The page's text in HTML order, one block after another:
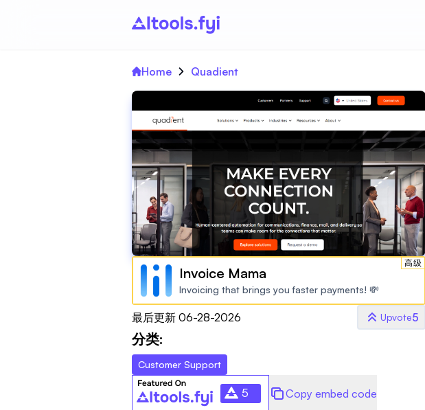
Home Quadient
高级
Invoice Mama
Invoicing that brings you faster payments! 💸
最后更新 06-28-2026 Upvote5
分类:
Customer Support
5 Copy embed code